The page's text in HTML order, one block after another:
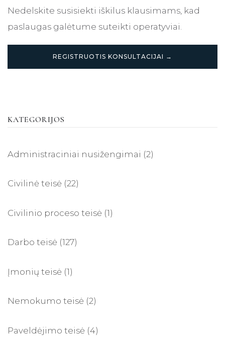
Nedelskite susisiekti iškilus klausimams, kad
paslaugas galėtume suteikti operatyviai.
REGISTRUOTIS KONSULTACIJAI →
KATEGORIJOS
Administraciniai nusižengimai (2)
Civilinė teisė (22)
Civilinio proceso teisė (1)
Darbo teisė (127)
Įmonių teisė (1)
Nemokumo teisė (2)
Paveldėjimo teisė (4)